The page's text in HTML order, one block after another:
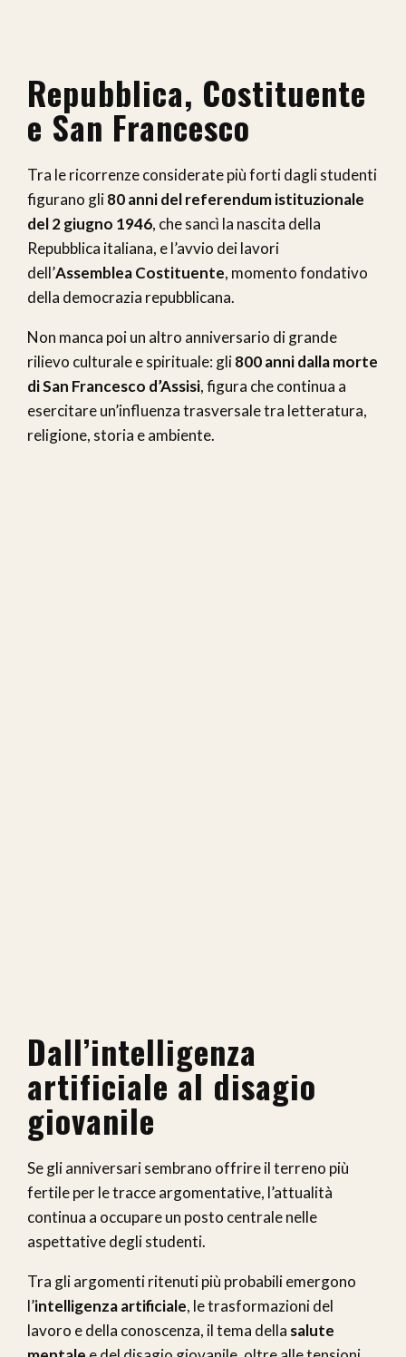
Repubblica, Costituente
e San Francesco
Tra le ricorrenze considerate più forti dagli studenti
figurano gli80 anni del referendum istituzionale
del 2 giugno 1946, che sancì la nascita della
Repubblica italiana, e l’avvio dei lavori
dell’Assemblea Costituente, momento fondativo
della democrazia repubblicana.
Non manca poi un altro anniversario di grande
rilievo culturale e spirituale: gli800 anni dalla morte
di San Francesco d’Assisi, figura che continua a
esercitare un’influenza trasversale tra letteratura,
religione, storia e ambiente.
Dall’intelligenza
artificiale al disagio
giovanile
Se gli anniversari sembrano offrire il terreno più
fertile per le tracce argomentative, l’attualità
continua a occupare un posto centrale nelle
aspettative degli studenti.
Tra gli argomenti ritenuti più probabili emergono
l’intelligenza artificiale, le trasformazioni del
lavoro e della conoscenza, il tema della salute